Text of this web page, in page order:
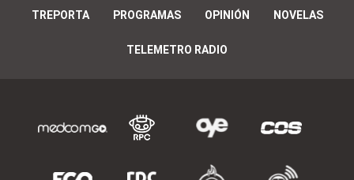
TREPORTA PROGRAMAS OPINIÓN NOVELAS
TELEMETRO RADIO